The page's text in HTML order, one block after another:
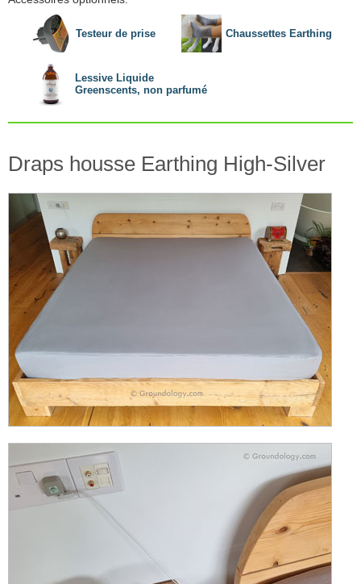
Testeur de prise Chaussettes Earthing
Lessive Liquide
Greenscents, non parfumé
Draps housse Earthing High-Silver